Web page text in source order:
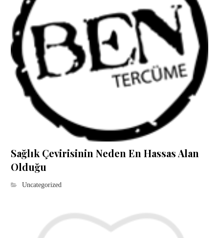
Sağlık Çevirisinin Neden En Hassas Alan
Olduğu
Uncategorized